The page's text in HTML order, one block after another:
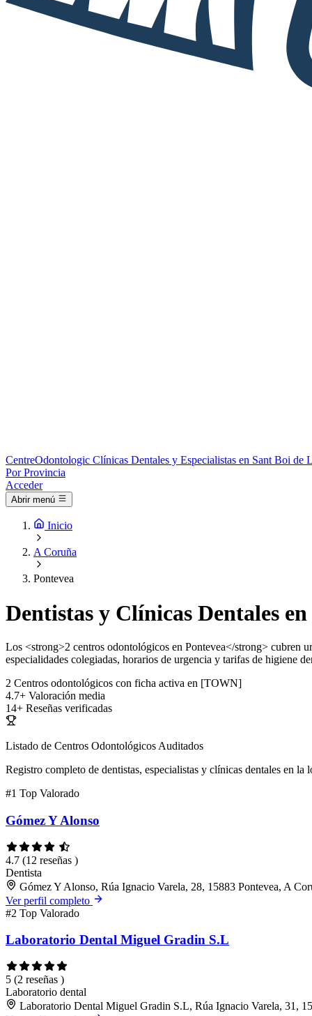
CentreOdontologic Clínicas Dentales y Especialistas en Sant Boi de
Por Provincia
Acceder
Abrir menú
Inicio
A Coruña
Pontevea
Dentistas y Clínicas Dentales
Los <strong>2 centros odontológicos en Pontevea</strong> cubren
especialidades colegiadas, horarios de urgencia y tarifas de higiene
2 Centros odontológicos con ficha activa en [TOWN]
4.7+ Valoración media
14+ Reseñas verificadas
Listado de Centros Odontológicos Auditados
Registro completo de dentistas, especialistas y clínicas dentales en la
#1 Top Valorado
Gómez Y Alonso
4.7 (12 reseñas )
Dentista
Gómez Y Alonso, Rúa Ignacio Varela, 28, 15883 Pontevea, A
Ver perfil completo
#2 Top Valorado
Laboratorio Dental Miguel Gradin S.L
5 (2 reseñas )
Laboratorio dental
Laboratorio Dental Miguel Gradin S.L, Rúa Ignacio Varela, 31,